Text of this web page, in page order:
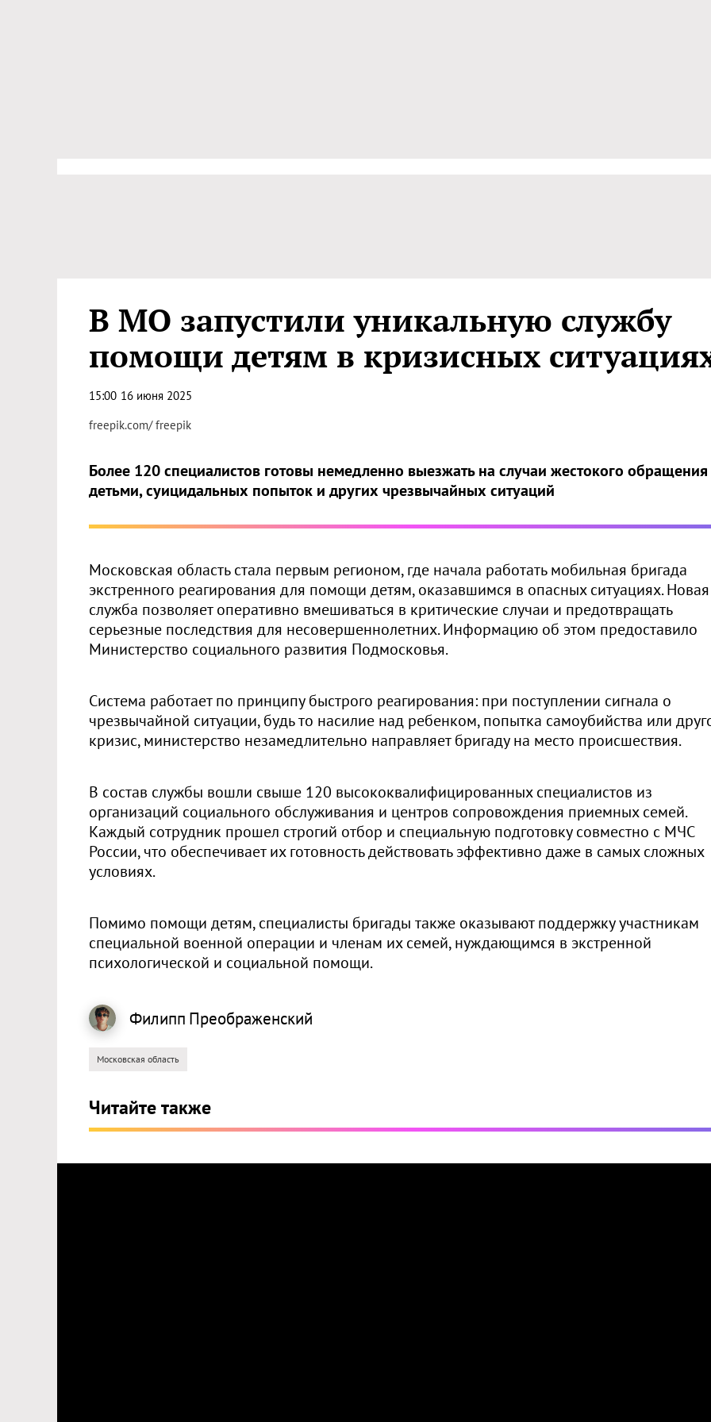
В МО запустили уникальную службу
помощи детям в кризисных
15:00 16 июня 2025
freepik.com/ freepik
Более 120 специалистов готовы немедленно выезжать на случаи жестокого обращения
детьми, суицидальных попыток и других чрезвычайных ситуаций
Московская область стала первым регионом, где начала работать мобильная бригада
экстренного реагирования для помощи детям, оказавшимся в опасных ситуациях. Новая
служба позволяет оперативно вмешиваться в критические случаи и предотвращать
серьезные последствия для несовершеннолетних. Информацию об этом предоставило
Министерство социального развития Подмосковья.
Система работает по принципу быстрого реагирования: при поступлении сигнала о
чрезвычайной ситуации, будь то насилие над ребенком, попытка самоубийства или
кризис, министерство незамедлительно направляет бригаду на место происшествия.
В состав службы вошли свыше 120 высококвалифицированных специалистов из
организаций социального обслуживания и центров сопровождения приемных семей.
Каждый сотрудник прошел строгий отбор и специальную подготовку совместно с МЧС
России, что обеспечивает их готовность действовать эффективно даже в самых сложных
условиях.
Помимо помощи детям, специалисты бригады также оказывают поддержку участникам
специальной военной операции и членам их семей, нуждающимся в экстренной
психологической и социальной помощи.
Филипп Преображенский
Московская область
Читайте также